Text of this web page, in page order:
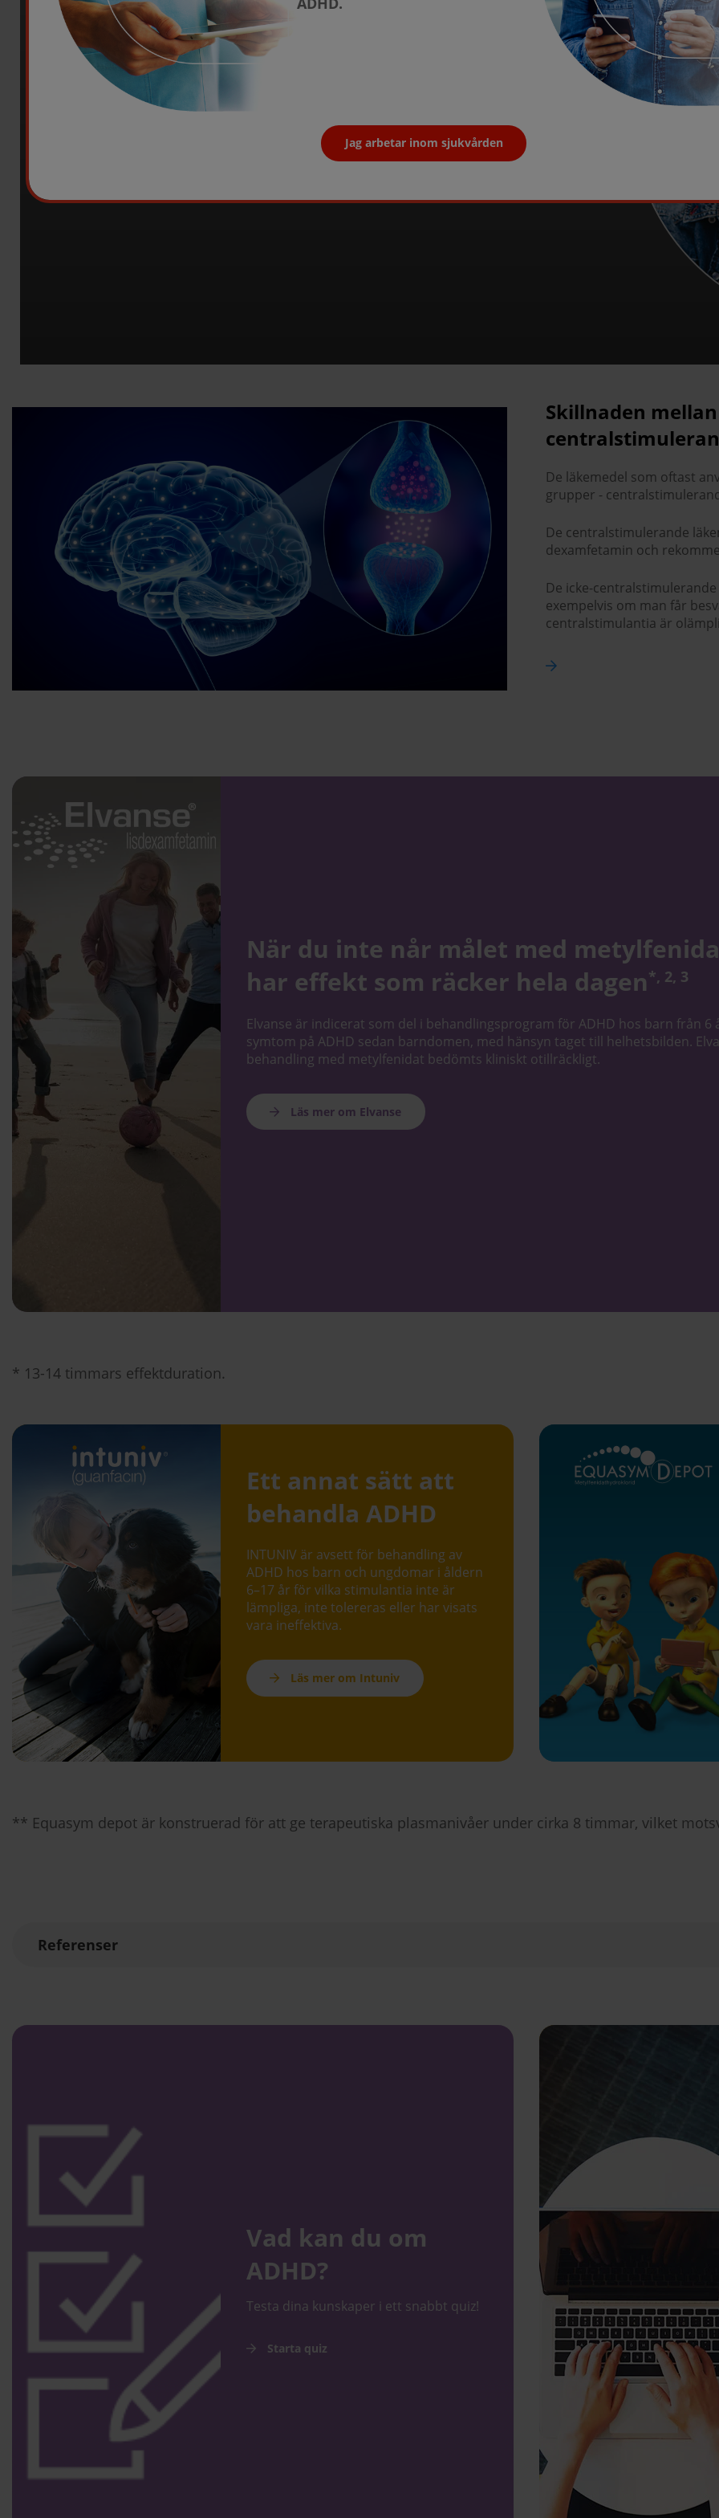
Takedas läkemedel inom ADHD
Läkemedel är en del i behandlingen för patienter med ADHD. Vi
erbjuder läkemedel som gör skillnad för barn, ungdomar och
vuxna med ADHD
utifrån varje individs behov och rådande behandlingsriktlinjer.
Skillnaden
De läkemedel som oftast
grupper -
De centralstimulerande
dexamfetamin och
De icke-
exempelvis om man får
centralstimulantia är
När du inte når målet med
har effekt som räcker hela dagen*, 2, 3
Elvanse är indicerat som del i behandlingsprogram för ADHD hos barn från 6
symtom på ADHD sedan barndomen, med hänsyn taget till helhetsbilden.
behandling med metylfenidat bedömts kliniskt otillräckligt.
Läs mer om Elvanse
* 13-14 timmars
Ett annat sätt att
behandla ADHD
INTUNIV är avsett för behandling av
ADHD hos barn och ungdomar i åldern
6–17 år för vilka stimulantia inte är
lämpliga, inte tolereras eller har visats
vara ineffektiva.
Läs mer om Intuniv
** Equasym depot är konstruerad för att ge terapeutiska plasmanivåer under cirka 8 timmar, vilket
Referenser
Vad kan du om
ADHD?
Testa dina kunskaper i ett snabbt quiz!
Starta quiz
Jag arbetar inom sjukvården